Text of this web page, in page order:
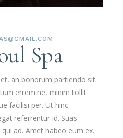
Spa
an bonorum partiendo sit.
errem ne, minim tollit
facilisi per. Ut hinc
referrentur id. Suas
ad. Amet habeo eum ex.